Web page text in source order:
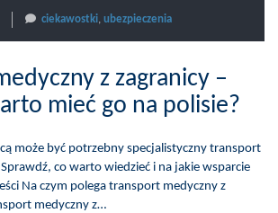
ciekawostki, ubezpieczenia
z zagranicy –
mieć go na polisie?
może być potrzebny specjalistyczny transport
co warto wiedzieć i na jakie wsparcie
Na czym polega transport medyczny z
medyczny z…